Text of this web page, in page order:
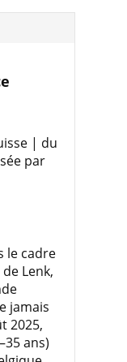
| du
par
le cadre
Lenk,
jamais
2025,
ans)